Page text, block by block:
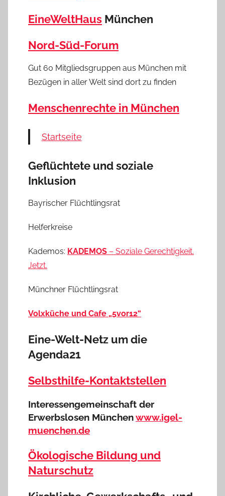
EineWeltHaus München
Nord-Süd-Forum
Gut 60 Mitgliedsgruppen aus München mit
Bezügen in aller Welt sind dort zu finden
Menschenrechte in München
Startseite
Geflüchtete und soziale
Inklusion
Bayrischer Flüchtlingsrat
Helferkreise
Kademos: KADEMOS – Soziale Gerechtigkeit.
Jetzt.
Münchner Flüchtlingsrat
Volxküche und Cafe „5vor12“
Eine-Welt-Netz um die
Agenda21
Selbsthilfe-Kontaktstellen
Interessengemeinschaft der
Erwerbslosen Münchenwww.igel-
muenchen.de
Ökologische Bildung und
Naturschutz